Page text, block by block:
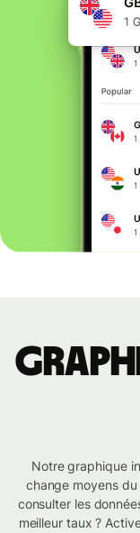
Notre graphique
change moyens
consulter les
meilleur taux ?